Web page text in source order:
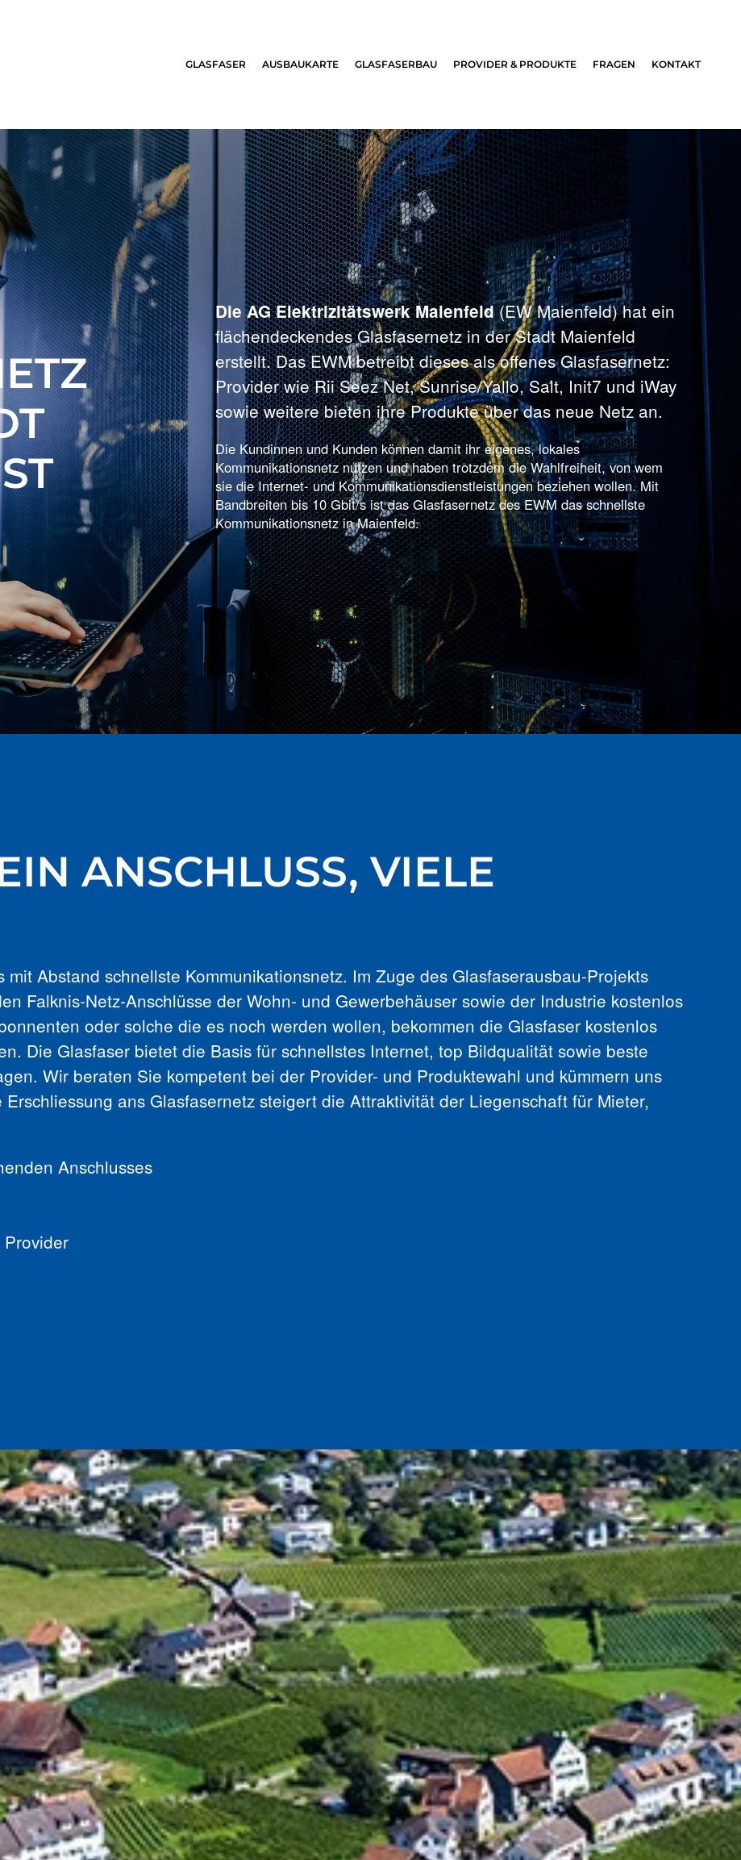
GLASFASER AUSBAUKARTE GLASFASERBAU PROVIDER & PRODUKTE FRAGEN KONTAKT
Die AG Elektrizitätswerk Maienfeld(EW Maienfeld) hat ein
flächendeckendes Glasfasernetz in der Stadt Maienfeld
erstellt. Das EWM betreibt dieses als offenes Glasfasernetz:
Provider wie Rii Seez Net, Sunrise/Yallo, Salt, Init7 und iWay
sowie weitere bieten ihre Produkte über das neue Netz an.
Die Kundinnen und Kunden können damit ihr eigenes, lokales
Kommunikationsnetz nutzen und haben trotzdem die Wahlfreiheit, von wem
sie die Internet- und Kommunikationsdienstleistungen beziehen wollen. Mit
Bandbreiten bis 10 Gbit/s ist das Glasfasernetz des EWM das schnellste
Kommunikationsnetz in Maienfeld.
ANSCHLUSS, VIELE
Abstand schnellste Kommunikationsnetz. Im Zuge des Glasfaserausbau-Projekts
Falknis-Netz-Anschlüsse der Wohn- und Gewerbehäuser sowie der Industrie kostenlos
oder solche die es noch werden wollen, bekommen die Glasfaser kostenlos
Die Glasfaser bietet die Basis für schnellstes Internet, top Bildqualität sowie beste
Wir beraten Sie kompetent bei der Provider- und Produktewahl und kümmern uns
ans Glasfasernetz steigert die Attraktivität der Liegenschaft für Mieter,
Anschlusses